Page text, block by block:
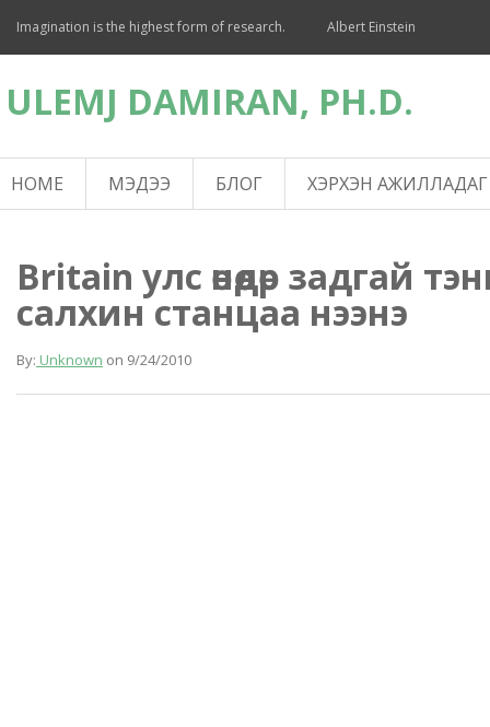
Imagination is the highest form of research. Albert Einstein
ULEMJ DAMIRAN, PH.D.
HOME МЭДЭЭ БЛОГ ХЭРХЭН АЖИЛЛАДАГ
Britain улс өнөөдөр задгай
салхин станцаа нээнэ
By: Unknown on 9/24/2010